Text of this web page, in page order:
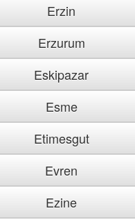
Erzin
Erzurum
Eskipazar
Esme
Etimesgut
Evren
Ezine